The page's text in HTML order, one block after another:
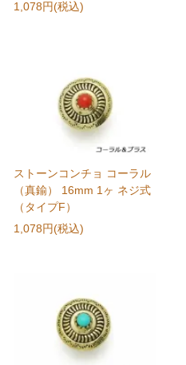
1,078円(税込)
ストーンコンチョ コーラル
（真鍮） 16mm 1ヶ ネジ式
（タイプF）
1,078円(税込)